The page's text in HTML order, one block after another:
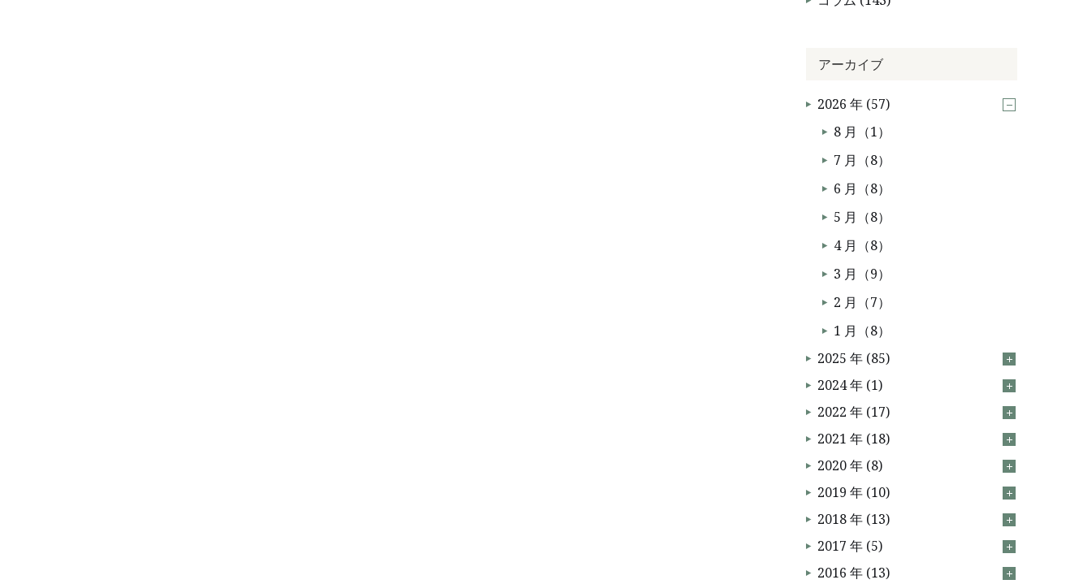
アーカイブ
2026 年 (57)
8 月（1）
7 月（8）
6 月（8）
5 月（8）
4 月（8）
3 月（9）
2 月（7）
1 月（8）
2025 年 (85)
2024 年 (1)
2022 年 (17)
2021 年 (18)
2020 年 (8)
2019 年 (10)
2018 年 (13)
2017 年 (5)
2016 年 (13)